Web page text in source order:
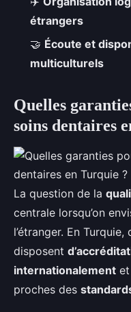
étrangers
🤝 Écoute et
multiculturels
Quelles
soins dentaires
La question de la
centrale lorsqu’on
l’étranger. En
disposent
internationalement
proches des